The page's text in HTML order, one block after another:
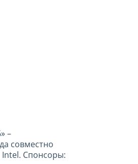
–
совместно
Спонсоры: